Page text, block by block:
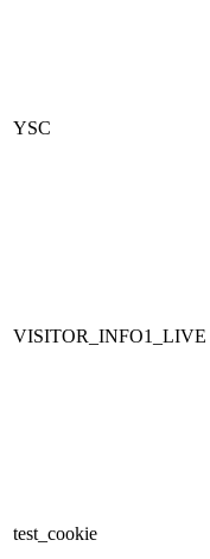
YSC
VISITOR_INFO1_LIVE
test_cookie